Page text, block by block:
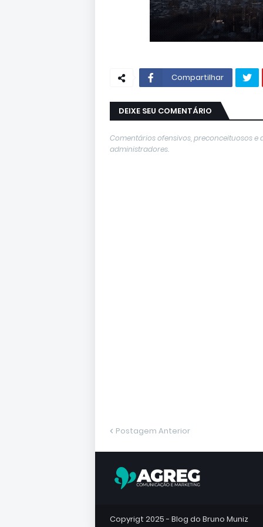
Compartilhar
DEIXE SEU COMENTÁRIO
Comentários ofensivos, preconceituosos
administradores.
Postagem Anterior
Copyrigt 2025 - Blog do Bruno Muniz